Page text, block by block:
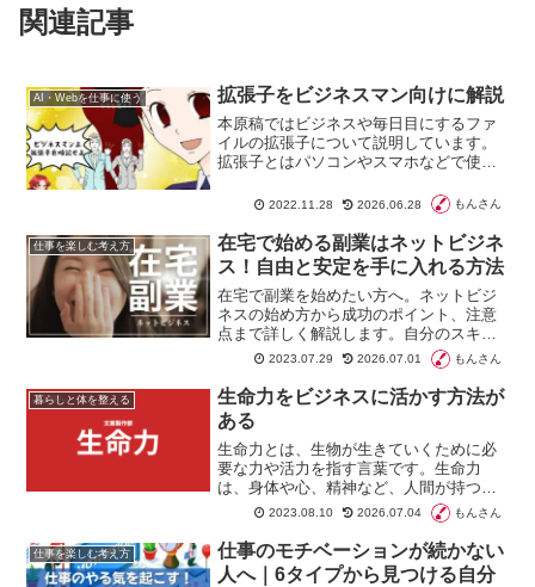
関連記事
AI・Webを仕事に使う 拡張子をビジネスマン向けに解説
本原稿ではビジネスや毎日目にするファ
イルの拡張子について説明しています。
拡張子とはパソコンやスマホなどで使用
われる文字列のことです。通常はファイ
ルの末尾にピリオドで区切られていま
す。
2022.11.28 2026.06.28 もんさん
仕事を楽しむ考え方
在宅で始める副業はネットビジネ
ス！自由と安定を手に入れる方法
在宅で副業を始めたい方へ。ネットビジ
ネスの始め方から成功のポイント、注意
点まで詳しく解説します。自分のスキル
を活かし、時間と場所に縛られない働き
方を実現しましょう。経済的自由と時間
的自由を手に入れ、豊かな生活を目指す
一助となる情報を提供します。
2023.07.29 2026.07.01 もんさん
暮らしと体を整える
生命力をビジネスに活かす方法が
ある
生命力とは、生物が生きていくために必
要な力や活力を指す言葉です。生命力
は、身体や心、精神など、人間が持つあ
らゆる面に関係します。具体的には、健
康やエネルギー、意欲、強靭さ、創造力
などが生命力の一部です。
2023.08.10 2026.07.04 もんさん
仕事を楽しむ考え方
仕事のモチベーションが続かない
人へ｜6タイプから見つける自分